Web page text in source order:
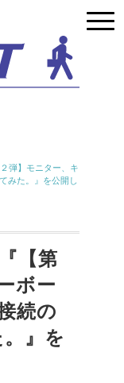
弾】モニター、キ
みた。』を公開し
【第
ボー
続の
』を